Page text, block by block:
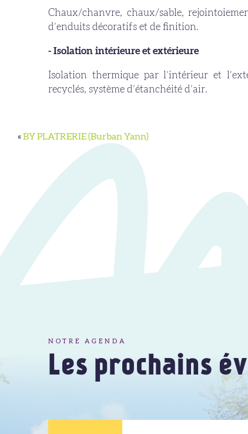
Chaux/chanvre, chaux/sable,
d’enduits décoratifs et de finition.
- Isolation intérieure et extérieure
Isolation thermique par l’intérieur et
recyclés, système d’étanchéité d’air.
«BY PLATRERIE (Burban Yann)
NOTRE AGENDA
Les prochains